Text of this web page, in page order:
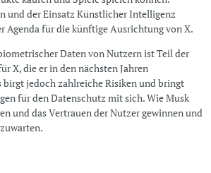
und der Einsatz Künstlicher Intelligenz
Agenda für die künftige Ausrichtung von X.
Daten von Nutzern ist Teil der
X, die er in den nächsten Jahren
jedoch zahlreiche Risiken und bringt
für den Datenschutz mit sich. Wie Musk
und das Vertrauen der Nutzer gewinnen und